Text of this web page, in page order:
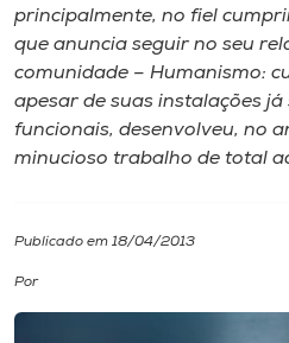
A
Internacionalização
principalmente, no fiel
que anuncia seguir no seu
comunidade – Humanismo:
apesar de suas instalações
funcionais, desenvolveu, no
minucioso trabalho de total
Publicado em 18/04/2013
Por